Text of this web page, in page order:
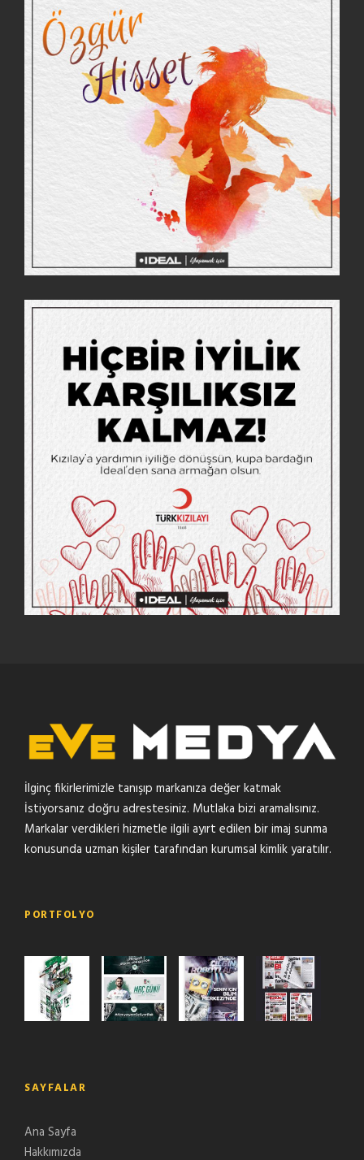
İlginç fikirlerimizle tanışıp markanıza değer katmak
İstiyorsanız doğru adrestesiniz. Mutlaka bizi aramalısınız.
Markalar verdikleri hizmetle ilgili ayırt edilen bir imaj sunma
konusunda uzman kişiler tarafından kurumsal kimlik yaratılır.
PORTFOLYO
SAYFALAR
Ana Sayfa
Hakkımızda